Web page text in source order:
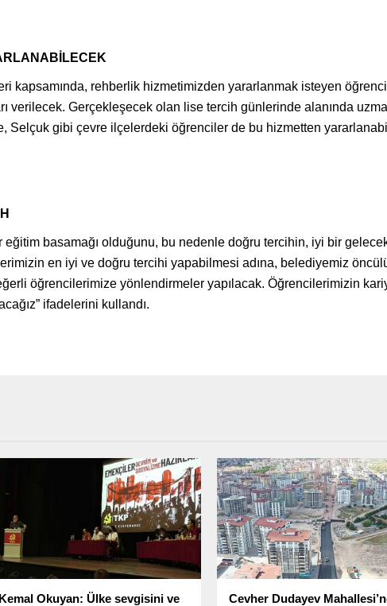
kapsamında, rehberlik hizmetimizden yararlanmak isteyen
verilecek. Gerçekleşecek olan lise tercih günlerinde alanında
Selçuk gibi çevre ilçelerdeki öğrenciler de bu hizmetten
basamağı olduğunu, bu nedenle doğru tercihin, iyi bir
en iyi ve doğru tercihi yapabilmesi adına, belediyemiz
öğrencilerimize yönlendirmeler yapılacak. Öğrencilerimizin
ifadelerini kullandı.
Kemal Okuyan: Ülke sevgisini ve
Cevher Dudayev